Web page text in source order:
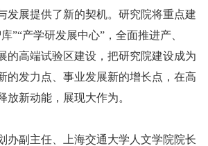
发展提供了新的契机。研究院将重点建
”“产学研发展中心”，全面推进产、
的高端试验区建设，把研究院建设成为
的发力点、事业发展新的增长点，在高
放新动能，展现大作为。
副主任、上海交通大学人文学院院长